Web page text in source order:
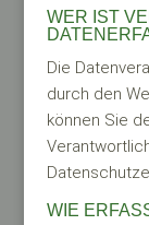
WER IST
Die
durch den
können Sie
WIE